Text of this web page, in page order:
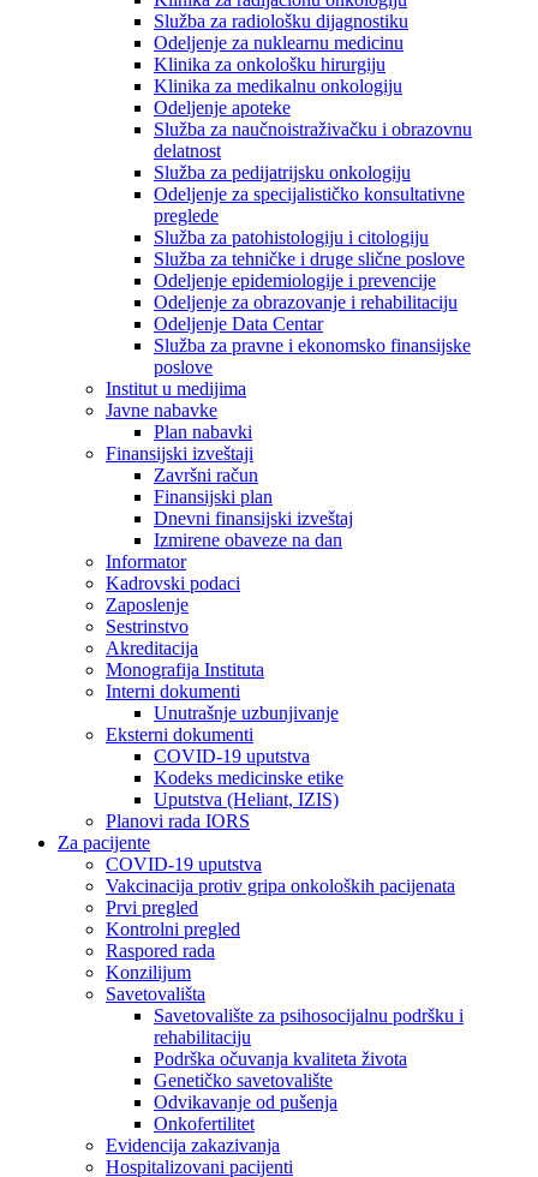
Služba za radiološku dijagnostiku
Odeljenje za nuklearnu medicinu
Klinika za onkološku hirurgiju
Klinika za medikalnu onkologiju
Odeljenje apoteke
Služba za naučnoistraživačku i obrazovnu
delatnost
Služba za pedijatrijsku onkologiju
Odeljenje za specijalističko konsultativne
preglede
Služba za patohistologiju i citologiju
Služba za tehničke i druge slične poslove
Odeljenje epidemiologije i prevencije
Odeljenje za obrazovanje i rehabilitaciju
Odeljenje Data Centar
Služba za pravne i ekonomsko finansijske
poslove
Institut u medijima
Javne nabavke
Plan nabavki
Finansijski izveštaji
Završni račun
Finansijski plan
Dnevni finansijski izveštaj
Izmirene obaveze na dan
Informator
Kadrovski podaci
Zaposlenje
Sestrinstvo
Akreditacija
Monografija Instituta
Interni dokumenti
Unutrašnje uzbunjivanje
Eksterni dokumenti
COVID-19 uputstva
Kodeks medicinske etike
Uputstva (Heliant, IZIS)
Planovi rada IORS
Za pacijente
COVID-19 uputstva
Vakcinacija protiv gripa onkoloških pacijenata
Prvi pregled
Kontrolni pregled
Raspored rada
Konzilijum
Savetovališta
Savetovalište za psihosocijalnu podršku i
rehabilitaciju
Podrška očuvanja kvaliteta života
Genetičko savetovalište
Odvikavanje od pušenja
Onkofertilitet
Evidencija zakazivanja
Hospitalizovani pacijenti